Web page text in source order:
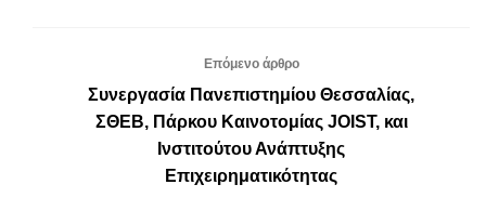
Επόμενο άρθρο
Συνεργασία Πανεπιστημίου Θεσσαλίας,
ΣΘΕΒ, Πάρκου Καινοτομίας JOIST, και
Ινστιτούτου Ανάπτυξης
Επιχειρηματικότητας